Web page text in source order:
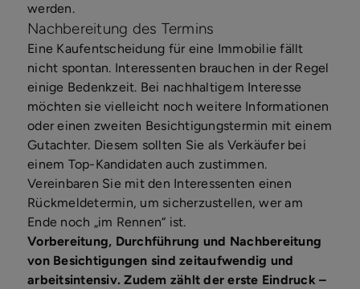
werden.
Nachbereitung des Termins
Eine Kaufentscheidung für eine Immobilie fällt
nicht spontan. Interessenten brauchen in der Regel
einige Bedenkzeit. Bei nachhaltigem Interesse
möchten sie vielleicht noch weitere Informationen
oder einen zweiten Besichtigungstermin mit einem
Gutachter. Diesem sollten Sie als Verkäufer bei
einem Top-Kandidaten auch zustimmen.
Vereinbaren Sie mit den Interessenten einen
Rückmeldetermin, um sicherzustellen, wer am
Ende noch „im Rennen“ ist.
Vorbereitung, Durchführung und Nachbereitung
von Besichtigungen sind zeitaufwendig und
arbeitsintensiv. Zudem zählt der erste Eindruck –